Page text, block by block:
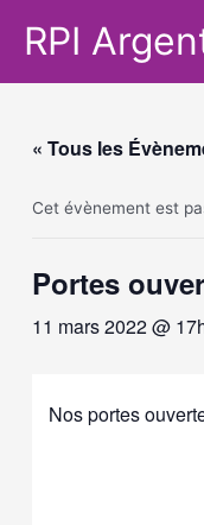
RPI
« Tous les
Cet évènement est
Portes
11 mars 2022 @
Nos portes